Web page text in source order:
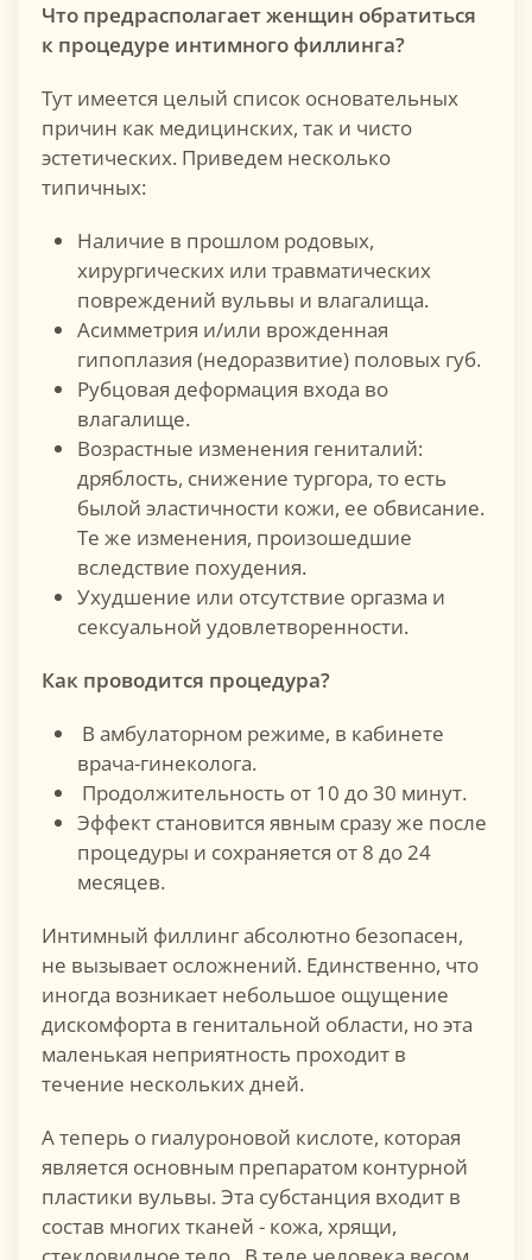
Что предрасполагает женщин обратиться
к процедуре интимного филлинга?
Тут имеется целый список основательных
причин как медицинских, так и чисто
эстетических. Приведем несколько
типичных:
Наличие в прошлом родовых,
хирургических или травматических
повреждений вульвы и влагалища.
Асимметрия и/или врожденная
гипоплазия (недоразвитие) половых губ.
Рубцовая деформация входа во
влагалище.
Возрастные изменения гениталий:
дряблость, снижение тургора, то есть
былой эластичности кожи, ее обвисание.
Те же изменения, произошедшие
вследствие похудения.
Ухудшение или отсутствие оргазма и
сексуальной удовлетворенности.
Как проводится процедура?
В амбулаторном режиме, в кабинете
врача-гинеколога.
Продолжительность от 10 до 30 минут.
Эффект становится явным сразу же после
процедуры и сохраняется от 8 до 24
месяцев.
Интимный филлинг абсолютно безопасен,
не вызывает осложнений. Единственно, что
иногда возникает небольшое ощущение
дискомфорта в генитальной области, но эта
маленькая неприятность проходит в
течение нескольких дней.
А теперь о гиалуроновой кислоте, которая
является основным препаратом контурной
пластики вульвы. Эта субстанция входит в
состав многих тканей - кожа, хрящи,